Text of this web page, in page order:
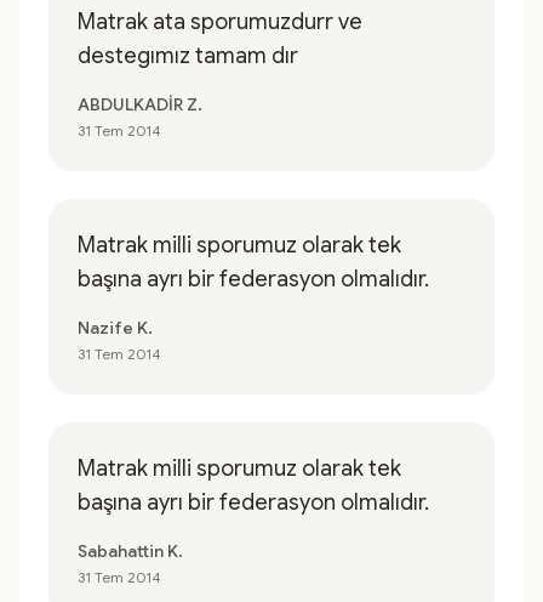
Matrak ata sporumuzdurr ve
destegımız tamam dır
ABDULKADİR Z.
31 Tem 2014
Matrak milli sporumuz olarak tek
başına ayrı bir federasyon olmalıdır.
Nazife K.
31 Tem 2014
Matrak milli sporumuz olarak tek
başına ayrı bir federasyon olmalıdır.
Sabahattin K.
31 Tem 2014